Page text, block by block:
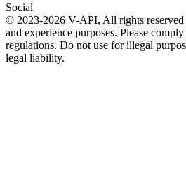
Social
© 2023-2026 V-API, All rights reserved
and experience purposes. Please
regulations. Do not use for illegal
legal liability.